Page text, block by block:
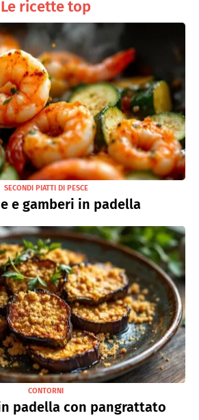
Le ricette top
SECONDI PIATTI DI PESCE
e gamberi in padella
CONTORNI
padella con pangrattato